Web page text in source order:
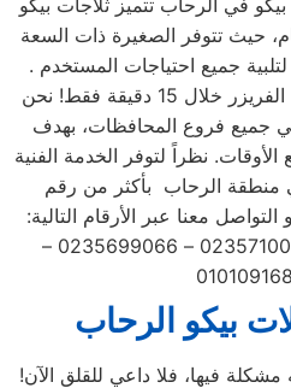
بيكو في الرحاب تتميز ثلاجات بيكو
حيث تتوفر الصغيرة ذات السعة
لتلبية جميع احتياجات المستخدم .
يمكنك تجميد أي شيء في الفريزر خلال 15 دقيقة فقط! نحن
جميع فروع المحافظات، بهدف
نظراً لتوفر الخدمة الفنية
معنا عبر الأرقام التالية:
01220261030 – 02357100080 – 0235699066 –
بيكو الرحاب
فيها، فلا داعي للقلق الآن!